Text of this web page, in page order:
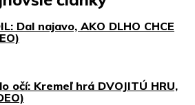
Dal najavo, AKO DLHO CHCE
očí: Kremeľ hrá DVOJITÚ HRU,